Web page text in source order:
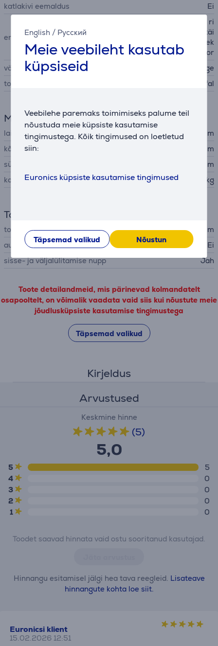
English / Русский
Meie veebileht kasutab
küpsiseid
Veebilehe paremaks toimimiseks palume teil
nõustuda meie küpsiste kasutamise
tingimustega. Kõik tingimused on loetletud
siin:
Euronics küpsiste kasutamise tingimused
Täpsemad valikud Nõustun
katlakivi eemaldus Ei
eriomadused
kokkupandav, integreeritud ri
putusaas, tööaeg ühe pagitäi
ega kuni 4 minutit, kasutusek
s-valmis-indikaator
värvus
valge
tootja
Tefal
Mõõtmed
laius
8,7 cm
kõrgus
24,4 cm
sügavus
16,1 cm
kaal
0,75 kg
Toide
toitejuhtme pikkus
2 m
automaatne väljalülitus
Ei
sisse- ja väljalülitamise nupp
Jah
Toote detailandmeid, mis pärinevad kolmandatelt
osapooltelt, on võimalik vaadata vaid siis kui nõustute meie
jõudlusküpsiste kasutamise tingimustega
Täpsemad valikud
Kirjeldus
Arvustused
Keskmine hinne
(5)
5,0
5
5
4
0
3
0
2
0
1
0
Toodet saavad hinnata vaid ostu sooritanud kasutajad.
Hinnangu esitamisel jälgi hea tava reegleid. Lisateave
hinnangute kohta loe siit.
Euronicsi klient
15.02.2026 12:51